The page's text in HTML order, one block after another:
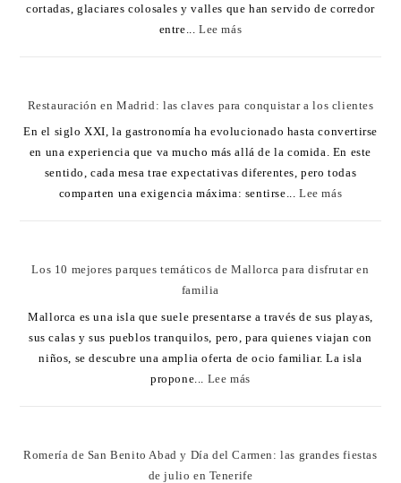
cortadas, glaciares colosales y valles que han servido de corredor
entre...Lee más
Restauración en Madrid: las claves para conquistar a los clientes
En el siglo XXI, la gastronomía ha evolucionado hasta convertirse
en una experiencia que va mucho más allá de la comida. En este
sentido, cada mesa trae expectativas diferentes, pero todas
comparten una exigencia máxima: sentirse...Lee más
Los 10 mejores parques temáticos de Mallorca para disfrutar en
familia
Mallorca es una isla que suele presentarse a través de sus playas,
sus calas y sus pueblos tranquilos, pero, para quienes viajan con
niños, se descubre una amplia oferta de ocio familiar. La isla
propone... Lee más
Romería de San Benito Abad y Día del Carmen: las grandes fiestas
de julio en Tenerife